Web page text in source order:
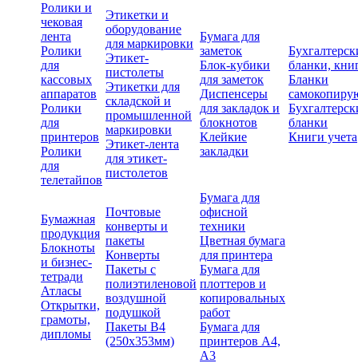
Ролики и
чековая
лента
Ролики
для
кассовых
аппаратов
Ролики
для
принтеров
Ролики
для
телетайпов
Этикетки и
оборудование
для маркировки
Этикет-
пистолеты
Этикетки для
складской и
промышленной
маркировки
Этикет-лента
для этикет-
пистолетов
Бумага для
заметок
Блок-кубики
для заметок
Диспенсеры
для закладок и
блокнотов
Клейкие
закладки
бланки,
Бланки
бланки
Книги учета
Бумажная
продукция
Блокноты
и бизнес-
тетради
Атласы
Открытки,
грамоты,
дипломы
Почтовые
конверты и
пакеты
Конверты
Пакеты с
полиэтиленовой
воздушной
подушкой
Пакеты В4
(250х353мм)
Бумага для
офисной
техники
Цветная бумага
для принтера
Бумага для
плоттеров и
копировальных
работ
Бумага для
принтеров А4,
А3